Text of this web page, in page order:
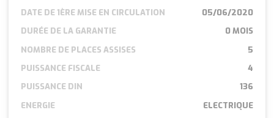
DATE DE 1ÈRE MISE EN CIRCULATION
05/06/2020
DURÉE DE LA GARANTIE
0 MOIS
NOMBRE DE PLACES ASSISES
5
PUISSANCE FISCALE
4
PUISSANCE DIN
136
ENERGIE
ELECTRIQUE